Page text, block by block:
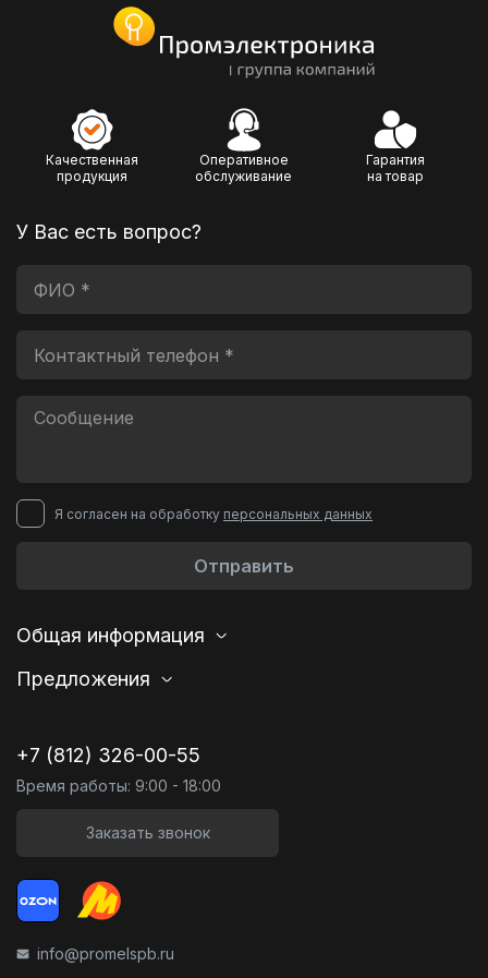
Качественная
продукция
Оперативное
обслуживание
Гарантия
на товар
У Вас есть вопрос?
Я согласен на обработку персональных данных
Отправить
Общая информация
Предложения
+7 (812) 326-00-55
Время работы: 9:00 - 18:00
Заказать звонок
info@promelspb.ru